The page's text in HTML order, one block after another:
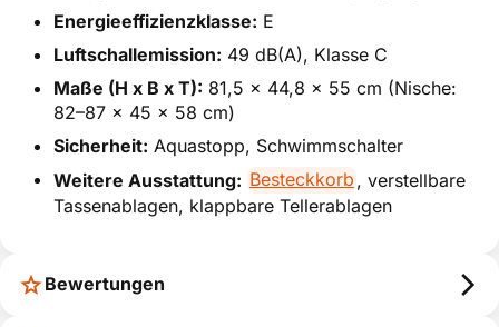
Energieeffizienzklasse: E
Luftschallemission: 49 dB(A), Klasse C
Maße (H x B x T): 81,5 x 44,8 x 55 cm (Nische:
82–87 x 45 x 58 cm)
Sicherheit: Aquastopp, Schwimmschalter
Weitere Ausstattung: Besteckkorb , verstellbare
Tassenablagen, klappbare Tellerablagen
Bewertungen